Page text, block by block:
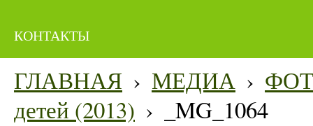
КОНТАКТЫ
ГЛАВНАЯ › МЕДИА ›
детей (2013) › _MG_1064